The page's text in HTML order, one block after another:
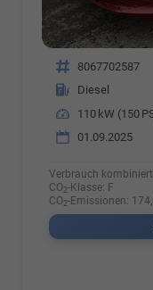
Fahrzeugnr. 8067702587
Kraftstoff
Diesel
Leistung
110 kW (150
01.09.2025
Verbrauch
CO2-Klasse: F
CO2-Emissionen: